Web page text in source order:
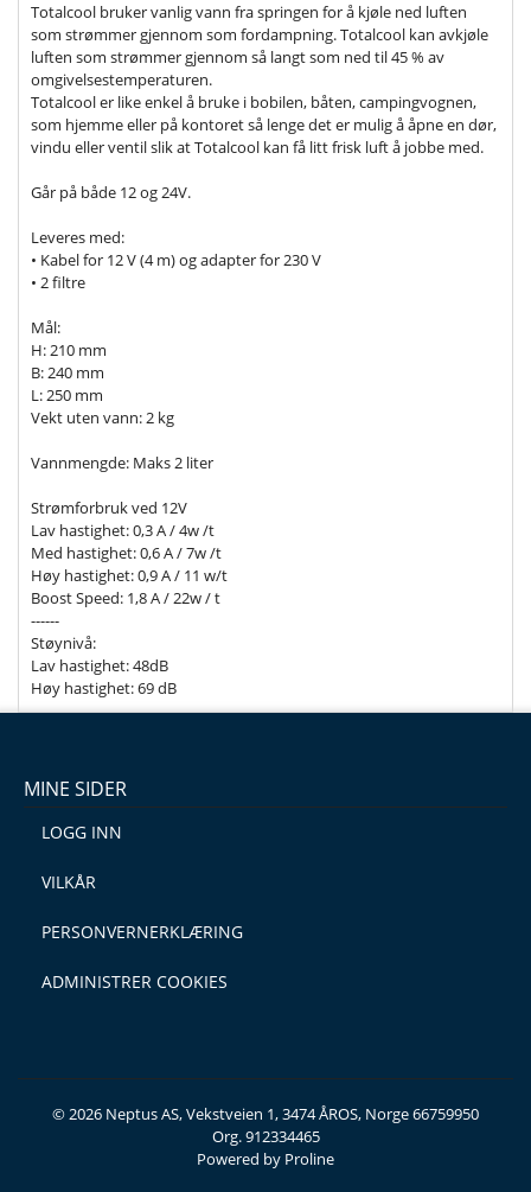
Totalcool bruker vanlig vann fra springen for å kjøle ned luften
som strømmer gjennom som fordampning. Totalcool kan avkjøle
luften som strømmer gjennom så langt som ned til 45 % av
omgivelsestemperaturen.
Totalcool er like enkel å bruke i bobilen, båten, campingvognen,
som hjemme eller på kontoret så lenge det er mulig å åpne en dør,
vindu eller ventil slik at Totalcool kan få litt frisk luft å jobbe med.
Går på både 12 og 24V.
Leveres med:
• Kabel for 12 V (4 m) og adapter for 230 V
• 2 filtre
Mål:
H: 210 mm
B: 240 mm
L: 250 mm
Vekt uten vann: 2 kg
Vannmengde: Maks 2 liter
Strømforbruk ved 12V
Lav hastighet: 0,3 A / 4w /t
Med hastighet: 0,6 A / 7w /t
Høy hastighet: 0,9 A / 11 w/t
Boost Speed: 1,8 A / 22w / t
------
Støynivå:
Lav hastighet: 48dB
Høy hastighet: 69 dB
MINE SIDER
LOGG INN
VILKÅR
PERSONVERNERKLÆRING
ADMINISTRER COOKIES
© 2026 Neptus AS, Vekstveien 1, 3474 ÅROS, Norge 66759950
Org. 912334465
Powered by Proline